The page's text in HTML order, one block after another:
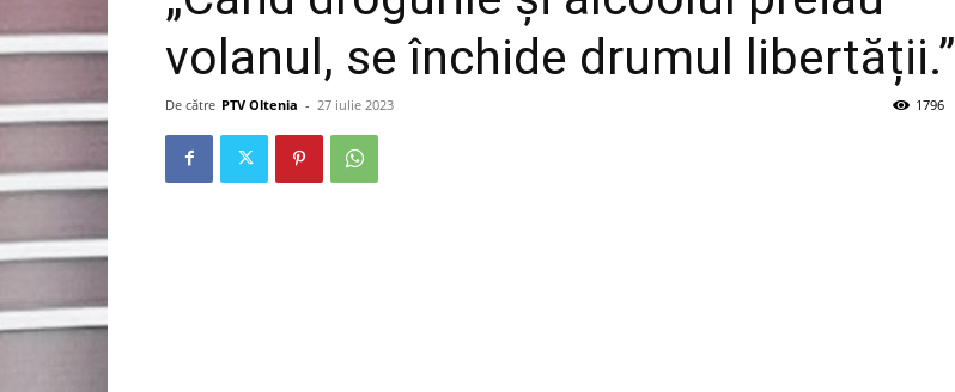
volanul, se închide drumul libertății.”
De către PTV Oltenia - 27 iulie 2023 1796